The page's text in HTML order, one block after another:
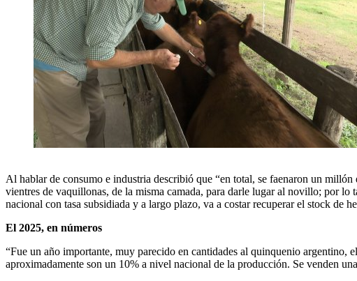
Al hablar de consumo e industria describió que “en total, se faenaron un
vientres de vaquillonas, de la misma camada, para darle lugar al novillo; por
nacional con tasa subsidiada y a largo plazo, va a costar recuperar el stock de
El 2025, en números
“Fue un año importante, muy parecido en cantidades al quinquenio argentino,
aproximadamente son un 10% a nivel nacional de la producción. Se venden